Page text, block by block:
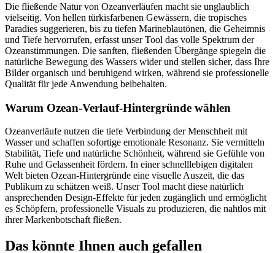
Die fließende Natur von Ozeanverläufen macht sie unglaublich
vielseitig. Von hellen türkisfarbenen Gewässern, die tropisches
Paradies suggerieren, bis zu tiefen Marineblautönen, die Geheimnis
und Tiefe hervorrufen, erfasst unser Tool das volle Spektrum der
Ozeanstimmungen. Die sanften, fließenden Übergänge spiegeln die
natürliche Bewegung des Wassers wider und stellen sicher, dass Ihre
Bilder organisch und beruhigend wirken, während sie professionelle
Qualität für jede Anwendung beibehalten.
Warum Ozean-Verlauf-Hintergründe wählen
Ozeanverläufe nutzen die tiefe Verbindung der Menschheit mit
Wasser und schaffen sofortige emotionale Resonanz. Sie vermitteln
Stabilität, Tiefe und natürliche Schönheit, während sie Gefühle von
Ruhe und Gelassenheit fördern. In einer schnelllebigen digitalen
Welt bieten Ozean-Hintergründe eine visuelle Auszeit, die das
Publikum zu schätzen weiß. Unser Tool macht diese natürlich
ansprechenden Design-Effekte für jeden zugänglich und ermöglicht
es Schöpfern, professionelle Visuals zu produzieren, die nahtlos mit
ihrer Markenbotschaft fließen.
Das könnte Ihnen auch gefallen